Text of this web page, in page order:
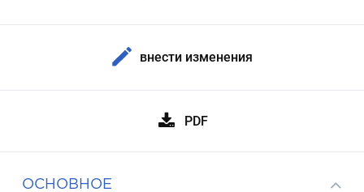
внести изменения
PDF
ОСНОВНОЕ